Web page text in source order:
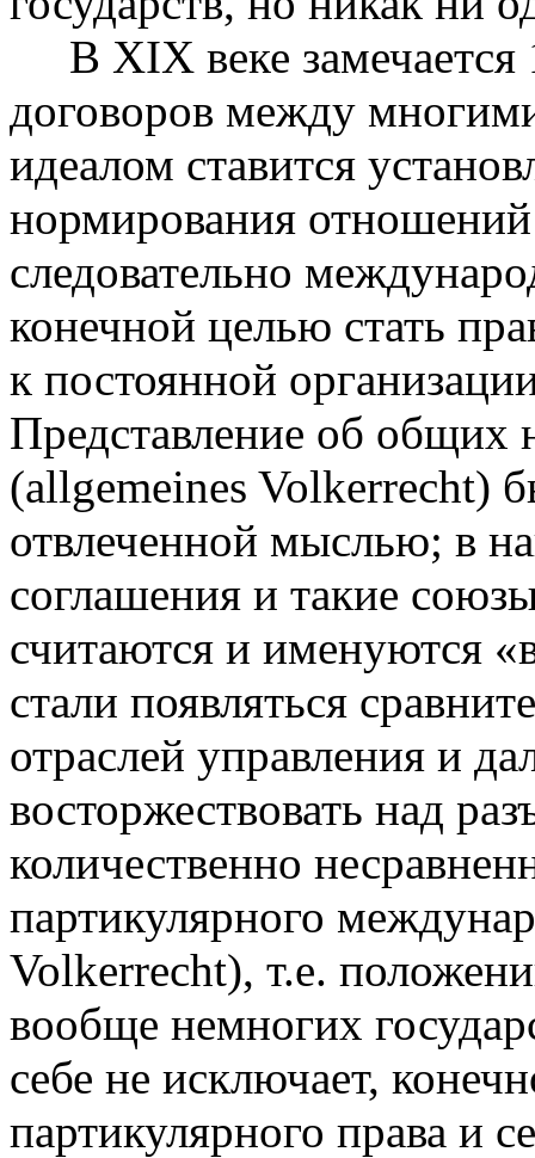
В XIX веке замечается
договоров между
идеалом ставится
нормирования
следовательно
конечной целью стать
к постоянной
Представление об общих
(allgemeines Volkerrecht)
отвлеченной мыслью; в
соглашения и такие
считаются и именуются
стали появляться
отраслей управления и
восторжествовать над
количественно
партикулярного
Volkerrecht), т.е.
вообще немногих
себе не исключает,
партикулярного права и